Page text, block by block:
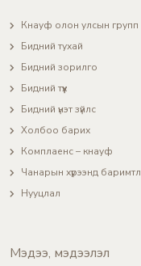
Кнауф олон улсын групп
Бидний тухай
Бидний зорилго
Бидний түүх
Бидний үнэт зүйлс
Холбоо барих
Комплаенс – кнауф
Чанарын хүрээнд
Нууцлал
Мэдээ, мэдээлэл